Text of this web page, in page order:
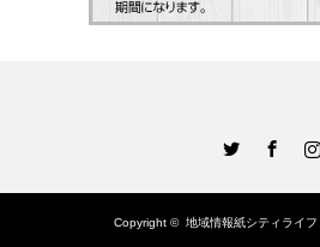
Instagram
Copyright © 地域情報紙シティライフ